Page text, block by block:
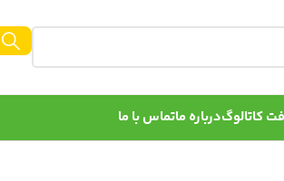
کاتالوگدرباره ماتماس با ما